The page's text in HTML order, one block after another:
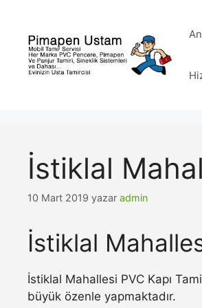
İstiklal
10 Mart 2019 yazar admin
İstiklal
İstiklal Mahallesi PVC Kapı
büyük özenle yapmaktadır.